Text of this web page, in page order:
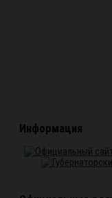
Информация